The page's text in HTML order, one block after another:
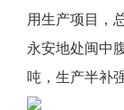
用生产项目，
永安地处闽中
吨，生产半补